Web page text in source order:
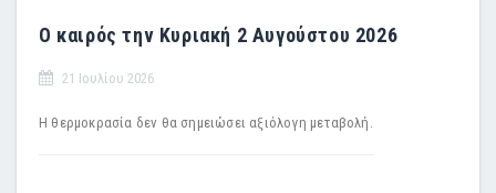
Ο καιρός την Κυριακή 2 Αυγούστου 2026
21 Ιουλίου 2026
Η θερμοκρασία δεν θα σημειώσει αξιόλογη μεταβολή.